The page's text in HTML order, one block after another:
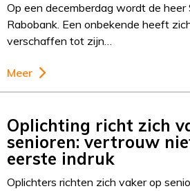
Op een decemberdag wordt de heer
Rabobank. Een onbekende heeft
verschaffen tot zijn…
Meer
Oplichting richt zich
senioren: vertrouw
eerste indruk
Oplichters richten zich vaker op